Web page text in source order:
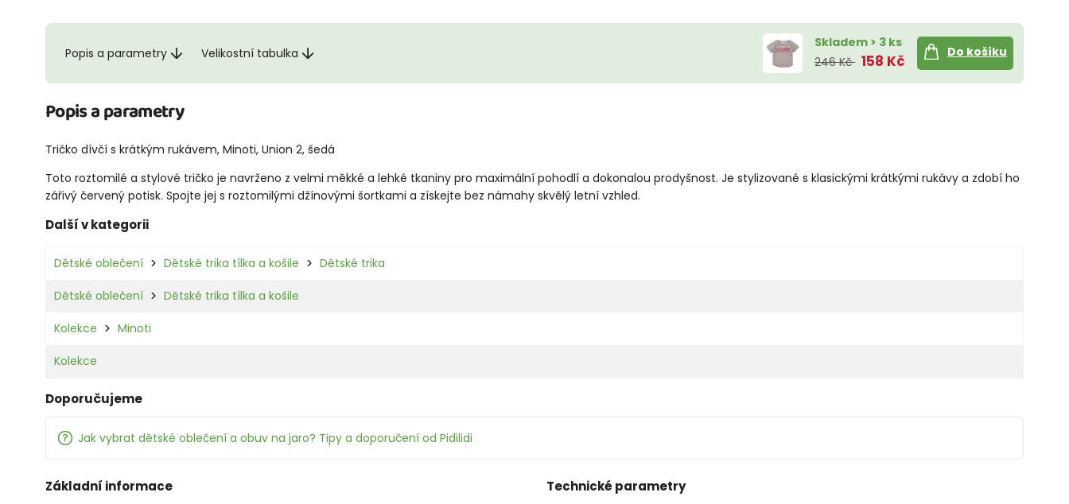
Popis a parametry Velikostní tabulka
Skladem > 3 ks
246 Kč 158 Kč
Do košíku
Popis a parametry
Tričko dívčí s krátkým rukávem, Minoti, Union 2, šedá
Toto roztomilé a stylové tričko je navrženo z velmi měkké a lehké tkaniny pro maximální pohodlí a dokonalou prodyšnost. Je stylizované s klasickými krátkými rukávy a zdobí ho
zářivý červený potisk. Spojte jej s roztomilými džínovými šortkami a získejte bez námahy skvělý letní vzhled.
Další v kategorii
Dětské oblečení Dětské trika tílka a košile Dětské trika
Dětské oblečení Dětské trika tílka a košile
Kolekce Minoti
Kolekce
Doporučujeme
Jak vybrat dětské oblečení a obuv na jaro? Tipy a doporučení od Pidilidi
Základní informace Technické parametry